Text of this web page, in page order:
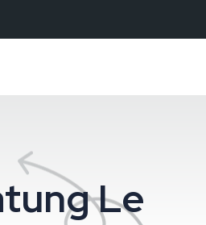
Le